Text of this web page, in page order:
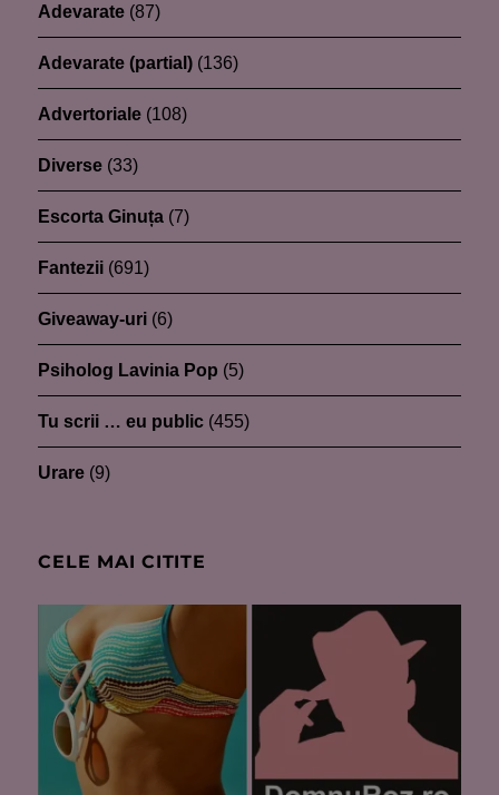
Adevarate (87)
Adevarate (partial) (136)
Advertoriale (108)
Diverse (33)
Escorta Ginuța (7)
Fantezii (691)
Giveaway-uri (6)
Psiholog Lavinia Pop (5)
Tu scrii … eu public (455)
Urare (9)
CELE MAI CITITE